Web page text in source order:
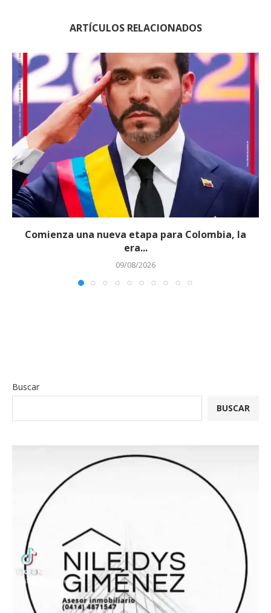
ARTÍCULOS RELACIONADOS
Comienza una nueva etapa para Colombia, la
era...
09/08/2026
Buscar
BUSCAR